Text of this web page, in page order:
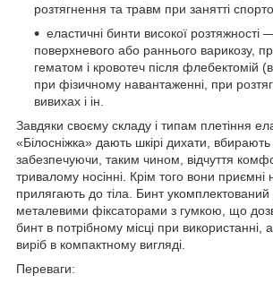
розтягнення та травм при занятті
еластичні бинти високої розтяжності
поверхневого або раннього варикозу,
гематом і кровотеч після флебектомій
при фізичному навантаженні, при
вивихах і ін.
Завдяки своєму складу і типам плетіння
«Білосніжка» дають шкірі дихати, вбирають
забезпечуючи, таким чином, відчуття
тривалому носінні. Крім того вони приємні
прилягають до тіла. Бинт
металевими фіксаторами з гумкою, що
бинт в потрібному місці при використанні,
виріб в компактному вигляді.
Переваги: